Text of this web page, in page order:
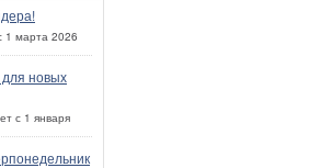
1 марта 2026
для новых
с 1 января